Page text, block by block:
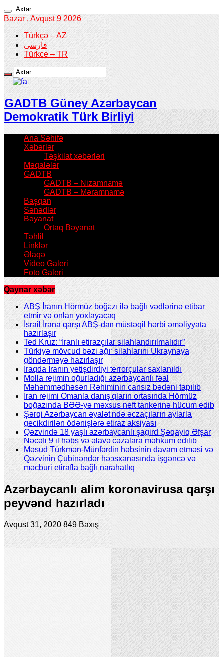
Bazar , Avqust 9 2026
Türkçə – AZ
فارسی
Türkce – TR
GADTB Güney Azərbaycan
Demokratik Türk Birliyi
Ana Səhifə
Xəbərlər
Təşkilat xəbərləri
Məqalələr
GADTB
GADTB – Nizamnamə
GADTB – Məramnamə
Başqan
Sənədlər
Bəyanat
Ortaq Bəyanat
Təhlil
Linklər
Əlaqə
Video Galeri
Foto Galeri
Qaynar xəbər
ABŞ İranın Hörmüz boğazı ilə bağlı vədlərinə etibar
etmir və onları yoxlayacaq
İsrail İrana qarşı ABŞ-dan müstəqil hərbi əməliyyata
hazırlaşır
Ted Kruz: “İranlı etirazçılar silahlandırılmalıdır”
Türkiyə mövcud bəzi ağır silahlarını Ukraynaya
göndərməyə hazırlaşır
İraqda İranın yetişdirdiyi terrorçular saxlanıldı
Molla rejimin oğurladığı azərbaycanlı fəal
Məhəmmədhəsən Rəhiminin cansız bədəni tapılıb
İran rejimi Omanla danışıqların ortasında Hörmüz
boğazında BƏƏ-yə məxsus neft tankerinə hücum edib
Şərqi Azərbaycan əyalətində əczaçıların aylarla
gecikdirilən ödənişlərə etiraz aksiyası
Qəzvində 18 yaşlı azərbaycanlı şagird Şəqayiq Əfşar
Nəcəfi 9 il həbs və əlavə cəzalara məhkum edilib
Məsud Türkmən-Münfərdin həbsinin davam etməsi və
Qəzvinin Çubinəndər həbsxanasında işgəncə və
məcburi etirafla bağlı narahatlıq
Azərbaycanlı alim koronavirusa qarşı
peyvənd hazırladı
Avqust 31, 2020 849 Baxış